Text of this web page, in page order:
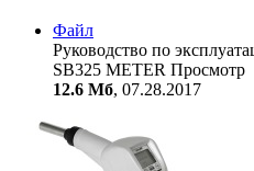
Файл
Руководство по
SB325 METER Просмотр
12.6 Мб, 07.28.2017